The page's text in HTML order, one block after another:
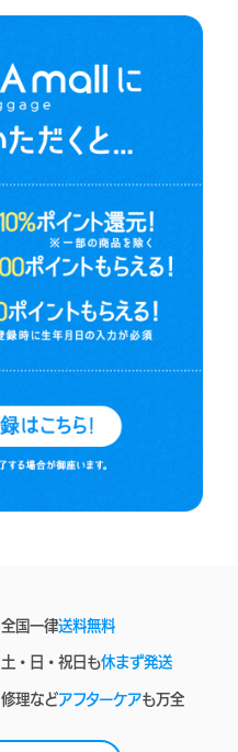
全国一律送料無料
土・日・祝日も休まず発送
修理などアフターケアも万全